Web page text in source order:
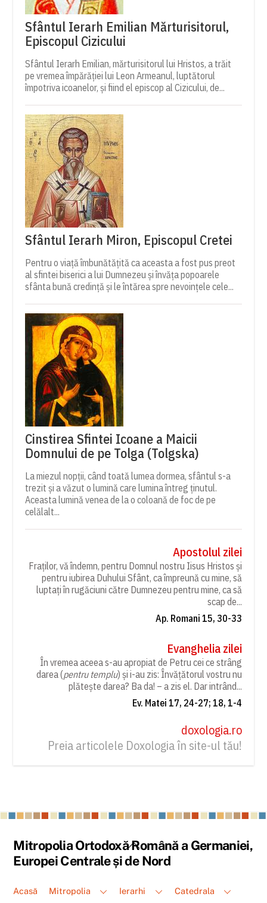
Sfântul Ierarh Emilian Mărturisitorul,
Episcopul Cizicului
Sfântul Ierarh Emilian, mărturisitorul lui Hristos, a trăit
pe vremea împărăției lui Leon Armeanul, luptătorul
împotriva icoanelor, și fiind el episcop al Cizicului, de...
Sfântul Ierarh Miron, Episcopul Cretei
Pentru o viață îmbunătățită ca aceasta a fost pus preot
al sfintei biserici a lui Dumnezeu și învăța popoarele
sfânta bună credință și le întărea spre nevoințele cele...
Cinstirea Sfintei Icoane a Maicii
Domnului de pe Tolga (Tolgska)
La miezul nopții, când toată lumea dormea, sfântul s-a
trezit și a văzut o lumină care lumina întreg ținutul.
Aceasta lumină venea de la o coloană de foc de pe
celălalt...
Apostolul zilei
Fraților, vă îndemn, pentru Domnul nostru Iisus Hristos și
pentru iubirea Duhului Sfânt, ca împreună cu mine, să
luptați în rugăciuni către Dumnezeu pentru mine, ca să
scap de...
Ap. Romani 15, 30-33
Evanghelia zilei
În vremea aceea s-au apropiat de Petru cei ce strâng
darea (pentru templu) și i-au zis: Învățătorul vostru nu
plătește darea? Ba da! – a zis el. Dar intrând...
Ev. Matei 17, 24-27; 18, 1-4
doxologia.ro
Preia articolele Doxologia în site-ul tău!
Back
To
Mitropolia Ortodoxă Română a Germaniei,
Europei Centrale și de Nord
Acasă Mitropolia Ierarhi
Catedrala